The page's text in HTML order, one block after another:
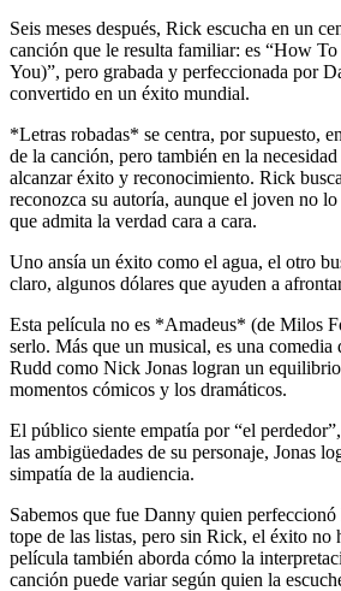
Seis meses después, Rick escucha en un
canción que le resulta familiar: es “How
You)”, pero grabada y perfeccionada por
convertido en un éxito mundial.
*Letras robadas* se centra, por supuesto,
de la canción, pero también en la
alcanzar éxito y reconocimiento. Rick
reconozca su autoría, aunque el joven no
que admita la verdad cara a cara.
Uno ansía un éxito como el agua, el otro
claro, algunos dólares que ayuden a
Esta película no es *Amadeus* (de Milos
serlo. Más que un musical, es una comedia
Rudd como Nick Jonas logran un
momentos cómicos y los dramáticos.
El público siente empatía por “el
las ambigüedades de su personaje, Jonas
simpatía de la audiencia.
Sabemos que fue Danny quien
tope de las listas, pero sin Rick, el éxito no
película también aborda cómo la
canción puede variar según quien la